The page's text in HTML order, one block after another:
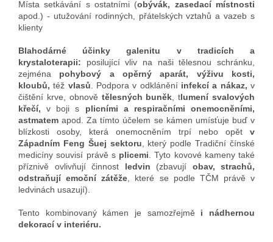
Místa setkávání s ostatními (obývák, zasedací místnosti
apod.) - utužování rodinných, přátelských vztahů a vazeb s
klienty
Blahodárné účinky galenitu v tradicích a
krystaloterapii:
posilující vliv na naši tělesnou schránku,
zejména pohybový a opěrný aparát, výživu kosti,
kloubů, též vlasů. Podpora v odklánění infekcí a nákaz,v
čištění krve, obnově tělesných buněk, tlumení svalových
křečí,v boji s
plicními a respiračními onemocněními,
astmatem apod. Za tímto účelem se kámen umísťuje buď v
blízkosti osoby, která onemocněním trpí nebo opět v
Západním Feng Šuej sektoru, který podle Tradiční čínské
medicíny souvisí právě s plicemi. Tyto kovové kameny také
příznivě ovlivňují činnost ledvin (zbavují obav, strachů,
odstraňují emoční zátěže, které se podle TČM právě v
ledvinách usazují).
Tento kombinovaný kámen je samozřejmě i nádhernou
dekorací v interiéru.